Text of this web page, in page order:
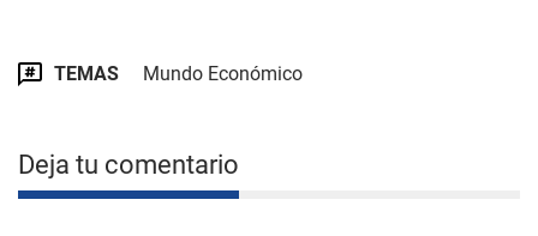
TEMAS Mundo Económico
Deja tu comentario